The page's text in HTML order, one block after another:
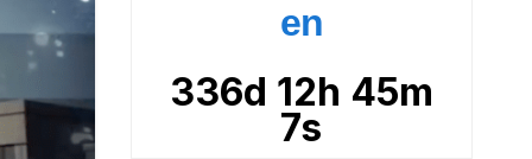
en
336d 12h 45m
6s